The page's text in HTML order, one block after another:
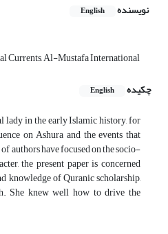
نویسنده English
Currents, Al-Mustafa International
چکیده
English
lady in the early Islamic history, for
on Ashura and the events that
authors have focused on the socio-
the present paper is concerned
knowledge of Quranic scholarship,
She knew well how to drive the